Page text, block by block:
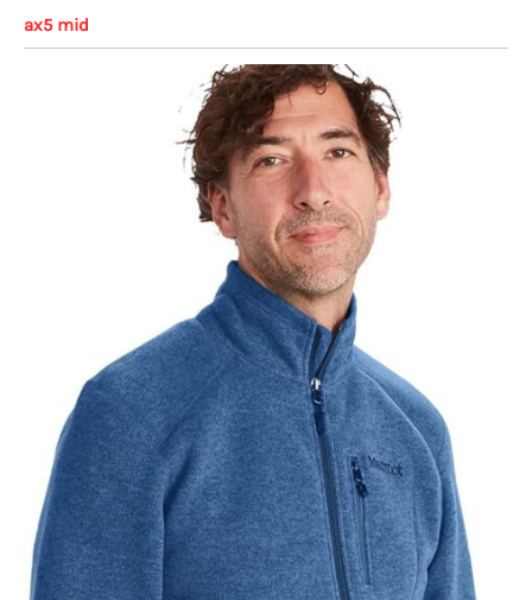
ax5 mid